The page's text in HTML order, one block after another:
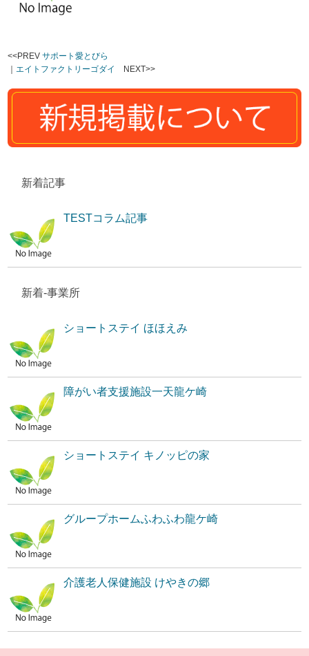
<<PREVサポート愛とびら
｜ エイトファクトリーゴダイ NEXT>>
新着記事
TESTコラム記事
新着-事業所
ショートステイ ほほえみ
障がい者支援施設一天龍ケ崎
ショートステイ キノッピの家
グループホームふわふわ龍ケ崎
介護老人保健施設 けやきの郷